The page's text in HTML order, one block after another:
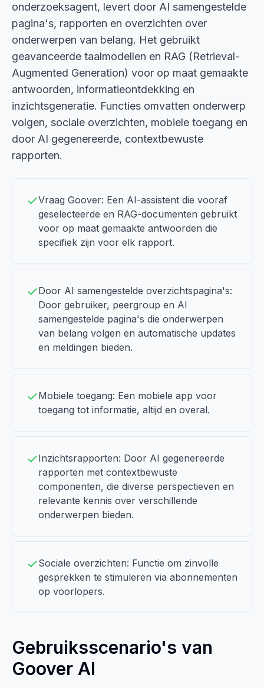
onderzoeksagent, levert door AI samengestelde
pagina's, rapporten en overzichten over
onderwerpen van belang. Het gebruikt
geavanceerde taalmodellen en RAG (Retrieval-
Augmented Generation) voor op maat gemaakte
antwoorden, informatieontdekking en
inzichtsgeneratie. Functies omvatten onderwerp
volgen, sociale overzichten, mobiele toegang en
door AI gegenereerde, contextbewuste
rapporten.
Vraag Goover: Een AI-assistent die vooraf
geselecteerde en RAG-documenten gebruikt
voor op maat gemaakte antwoorden die
specifiek zijn voor elk rapport.
Door AI samengestelde overzichtspagina's:
Door gebruiker, peergroup en AI
samengestelde pagina's die onderwerpen
van belang volgen en automatische updates
en meldingen bieden.
Mobiele toegang: Een mobiele app voor
toegang tot informatie, altijd en overal.
Inzichtsrapporten: Door AI gegenereerde
rapporten met contextbewuste
componenten, die diverse perspectieven en
relevante kennis over verschillende
onderwerpen bieden.
Sociale overzichten: Functie om zinvolle
gesprekken te stimuleren via abonnementen
op voorlopers.
Gebruiksscenario's van
Goover AI